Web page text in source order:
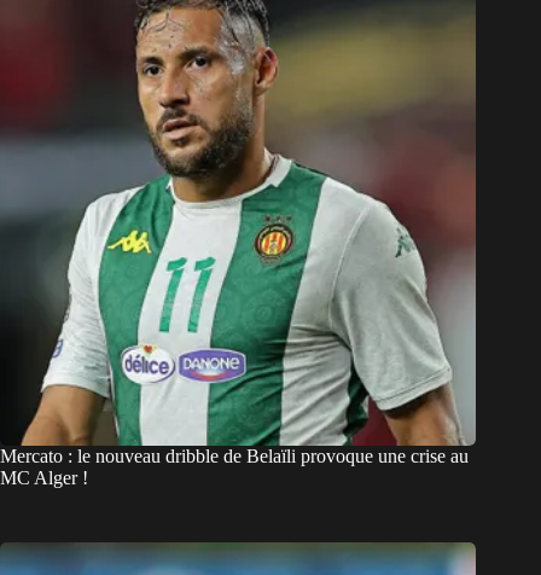
Mercato : le nouveau dribble de Belaïli provoque une crise au
MC Alger !